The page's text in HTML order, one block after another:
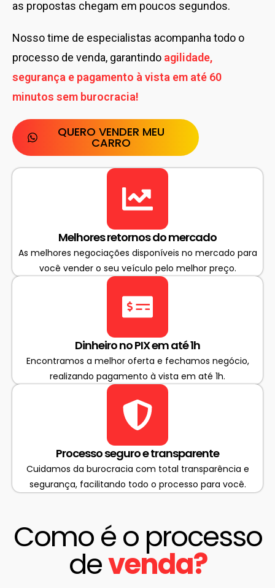
as propostas chegam em poucos segundos.
Nosso time de especialistas acompanha todo o
processo de venda, garantindo agilidade,
segurança e pagamento à vista em até 60
minutos sem burocracia!
QUERO VENDER MEU
CARRO
Melhores retornos do mercado
As melhores negociações disponíveis no mercado para
você vender o seu veículo pelo melhor preço.
Dinheiro no PIX em até 1h
Encontramos a melhor oferta e fechamos negócio,
realizando pagamento à vista em até 1h.
Processo seguro e transparente
Cuidamos da burocracia com total transparência e
segurança, facilitando todo o processo para você.
Como é o processo
devenda?​